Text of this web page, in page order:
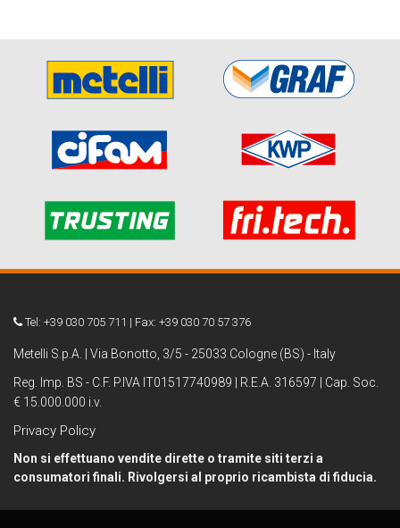
Tel: +39 030 705 711 | Fax: +39 030 70 57 376
Metelli S.p.A. | Via Bonotto, 3/5 - 25033 Cologne (BS) - Italy
Reg. Imp. BS - C.F. P.IVA IT01517740989 | R.E.A. 316597 | Cap. Soc.
€ 15.000.000 i.v.
Privacy Policy
Non si effettuano vendite dirette o tramite siti terzi a
consumatori finali. Rivolgersi al proprio ricambista di fiducia.